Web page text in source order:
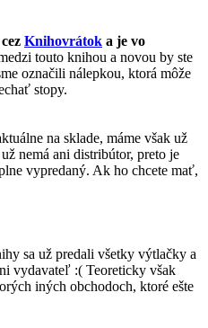
Knihovrátok a je vo
touto knihou a novou by ste
označili nálepkou, ktorá môže
stopy.
na sklade, máme však už
nemá ani distribútor, preto je
vypredaný. Ak ho chcete mať,
sa už predali všetky výtlačky a
vydavateľ :( Teoreticky však
iných obchodoch, ktoré ešte